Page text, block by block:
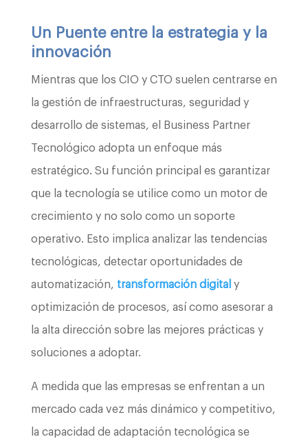
Un Puente entre la estrategia y la
innovación
Mientras que los CIO y CTO suelen centrarse en
la gestión de infraestructuras, seguridad y
desarrollo de sistemas, el Business Partner
Tecnológico adopta un enfoque más
estratégico. Su función principal es garantizar
que la tecnología se utilice como un motor de
crecimiento y no solo como un soporte
operativo. Esto implica analizar las tendencias
tecnológicas, detectar oportunidades de
automatización, transformación digital y
optimización de procesos, así como asesorar a
la alta dirección sobre las mejores prácticas y
soluciones a adoptar.
A medida que las empresas se enfrentan a un
mercado cada vez más dinámico y competitivo,
la capacidad de adaptación tecnológica se